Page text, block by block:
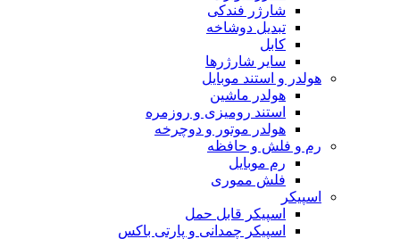
شارژر فندکی
تبدیل دوشاخه
کابل
سایر شارژرها
هولدر و استند موبایل
هولدر ماشین
استند رومیزی و روزمره
هولدر موتور و دوچرخه
رم و فلش و حافظه
رم موبایل
فلش مموری
اسپیکر
اسپیکر قابل حمل
اسپیکر چمدانی و پارتی باکس